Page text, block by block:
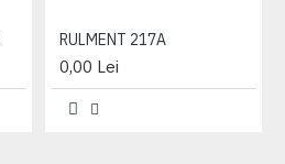
RULMENT 217A
0,00 Lei